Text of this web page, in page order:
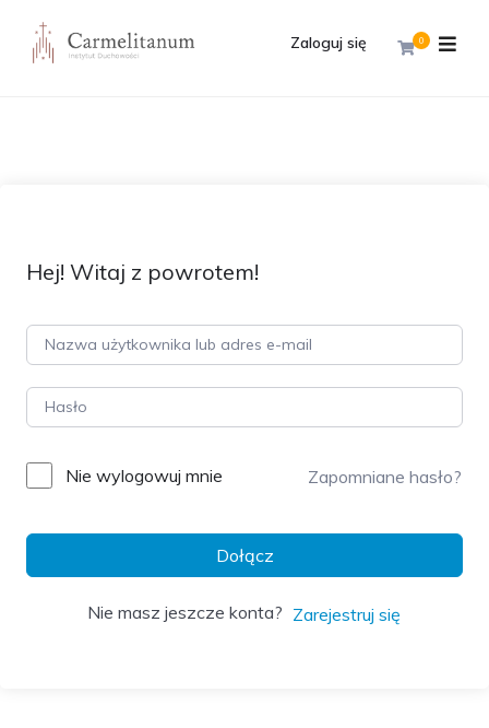
0
Zaloguj się
Hej! Witaj z powrotem!
Nie wylogowuj mnie Zapomniane hasło?
Dołącz
Nie masz jeszcze konta? Zarejestruj się